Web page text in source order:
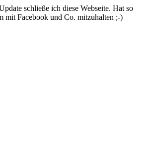
schließe ich diese Webseite. Hat so
mit Facebook und Co. mitzuhalten ;-)